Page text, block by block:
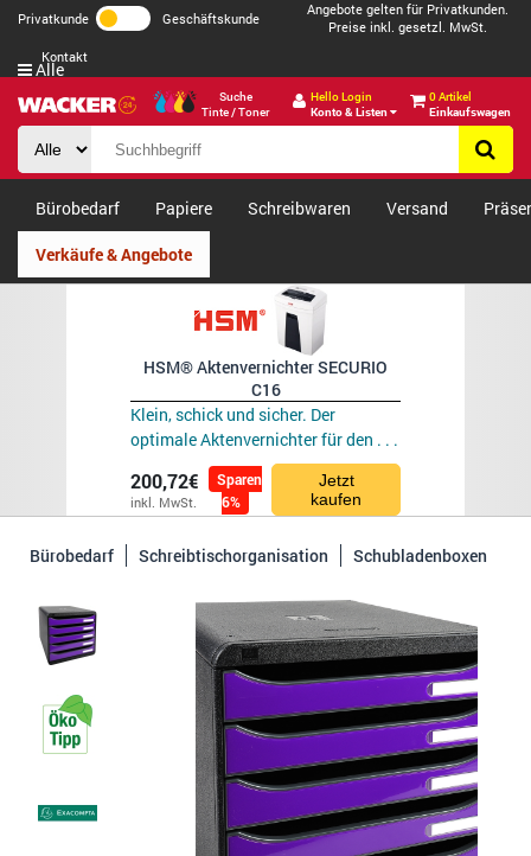
Privatkunde Geschäftskunde
Angebote gelten für Privatkunden.
Preise inkl. gesetzl. MwSt.
Kontakt
Suche
Tinte / Toner
Hello Login
Konto & Listen
0 Artikel
Einkaufswagen
Alle
Bürobedarf Papiere Schreibwaren Versand
Verkäufe & Angebote
HSM® Aktenvernichter SECURIO
C16
Klein, schick und sicher. Der
optimale Aktenvernichter für den . . .
200,72€
inkl. MwSt.
Sparen
6%
Jetzt
kaufen
Bürobedarf Schreibtischorganisation Schubladenboxen